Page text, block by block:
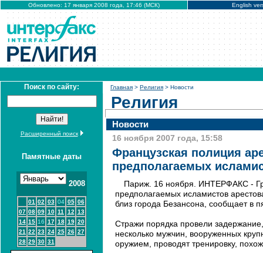
Обновлено: 17 января 2008 года, 17:46 (МСК) English
Поиск по сайту:
Расширенный поиск
Памятные даты
2008
01 02 03 04 05 06
07 08 09 10 11 12 13
14 15 16 17 18 19 20
21 22 23 24 25 26 27
28 29 30 31
Главная > Религия > Новости
Религия
Новости
16 ноября 2007 года, 15:58
Французская полиция
предполагаемых
Париж. 16 ноября. ИНТЕРФАКС -
предполагаемых исламистов
близ города Безансона, сообщает в
Стражи порядка провели
несколько мужчин, вооруженных
оружием, проводят тренировку,